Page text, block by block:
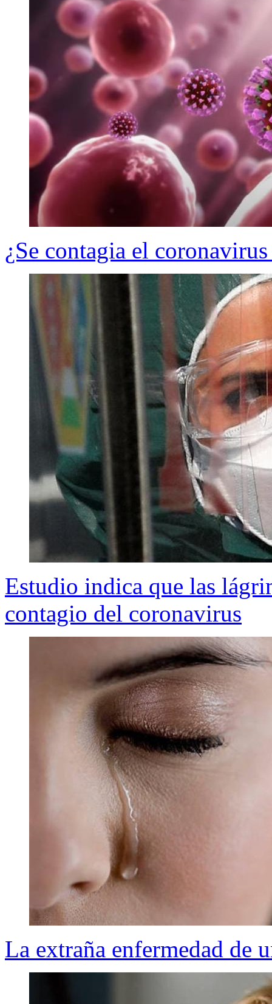
¿Se contagia el
Estudio indica que las
contagio del coronavirus
La extraña enfermedad de